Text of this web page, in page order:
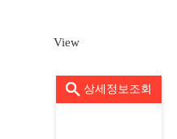
View
상세정보조회